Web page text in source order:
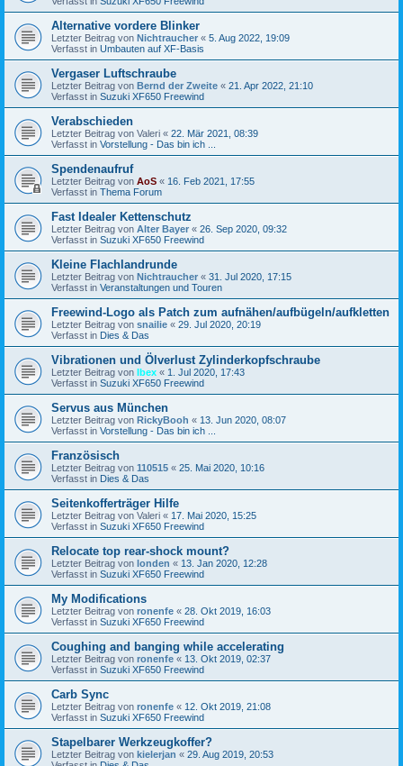
Alternative vordere Blinker
Letzter Beitrag von Nichtraucher « 5. Aug 2022, 19:09
Verfasst in Umbauten auf XF-Basis
Vergaser Luftschraube
Letzter Beitrag von Bernd der Zweite « 21. Apr 2022, 21:10
Verfasst in Suzuki XF650 Freewind
Verabschieden
Letzter Beitrag von Valeri « 22. Mär 2021, 08:39
Verfasst in Vorstellung - Das bin ich ...
Spendenaufruf
Letzter Beitrag von AoS « 16. Feb 2021, 17:55
Verfasst in Thema Forum
Fast Idealer Kettenschutz
Letzter Beitrag von Alter Bayer « 26. Sep 2020, 09:32
Verfasst in Suzuki XF650 Freewind
Kleine Flachlandrunde
Letzter Beitrag von Nichtraucher « 31. Jul 2020, 17:15
Verfasst in Veranstaltungen und Touren
Freewind-Logo als Patch zum aufnähen/aufbügeln/aufkletten
Letzter Beitrag von snailie « 29. Jul 2020, 20:19
Verfasst in Dies & Das
Vibrationen und Ölverlust Zylinderkopfschraube
Letzter Beitrag von Ibex « 1. Jul 2020, 17:43
Verfasst in Suzuki XF650 Freewind
Servus aus München
Letzter Beitrag von RickyBooh « 13. Jun 2020, 08:07
Verfasst in Vorstellung - Das bin ich ...
Französisch
Letzter Beitrag von 110515 « 25. Mai 2020, 10:16
Verfasst in Dies & Das
Seitenkofferträger Hilfe
Letzter Beitrag von Valeri « 17. Mai 2020, 15:25
Verfasst in Suzuki XF650 Freewind
Relocate top rear-shock mount?
Letzter Beitrag von londen « 13. Jan 2020, 12:28
Verfasst in Suzuki XF650 Freewind
My Modifications
Letzter Beitrag von ronenfe « 28. Okt 2019, 16:03
Verfasst in Suzuki XF650 Freewind
Coughing and banging while accelerating
Letzter Beitrag von ronenfe « 13. Okt 2019, 02:37
Verfasst in Suzuki XF650 Freewind
Carb Sync
Letzter Beitrag von ronenfe « 12. Okt 2019, 21:08
Verfasst in Suzuki XF650 Freewind
Stapelbarer Werkzeugkoffer?
Letzter Beitrag von kielerjan « 29. Aug 2019, 20:53